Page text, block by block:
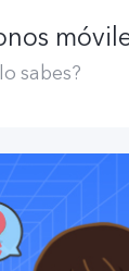
sabes?